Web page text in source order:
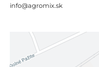
info@agromix.sk